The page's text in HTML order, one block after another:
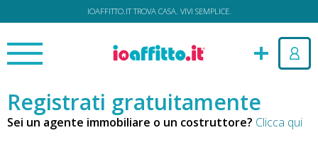
IOAFFITTO.IT TROVA CASA. VIVI SEMPLICE.
Registrati gratuitamente
Sei un agente immobiliare o un costruttore? Clicca qui